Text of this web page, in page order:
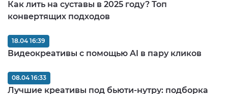
Как лить на суставы в 2025 году? Топ
конвертящих подходов
Видеокреативы с помощью AI в пару кликов
18.04 16:39
Лучшие креативы под бьюти-нутру: подборка
08.04 16:33